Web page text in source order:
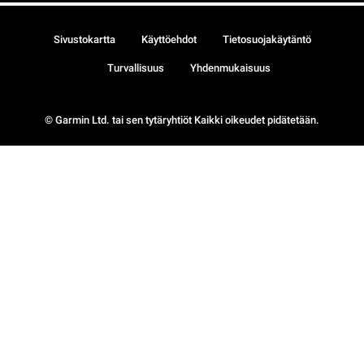
© Garmin Ltd. tai sen tytäryhtiöt Kaikki oikeudet pidätetään.
Sivustokartta Käyttöehdot Tietosuojakäytäntö
Turvallisuus Yhdenmukaisuus